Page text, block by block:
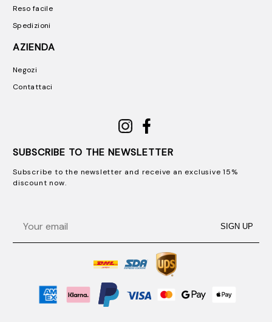
Reso facile
Spedizioni
AZIENDA
Negozi
Contattaci
SUBSCRIBE TO THE NEWSLETTER
Subscribe to the newsletter and receive an exclusive 15%
discount now.
SIGN UP